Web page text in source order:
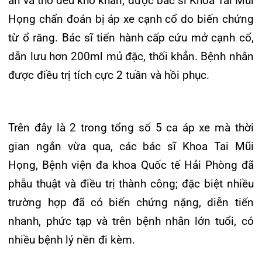
Hình ảnh ổ áp xe chứa đầy dịch mủ đặc